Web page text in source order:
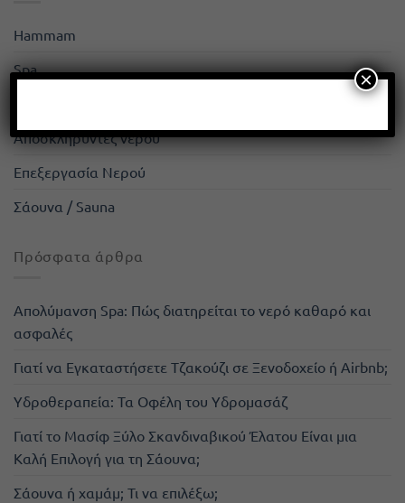
Hammam
Spa
Αποσκληρυντές νερού
Επεξεργασία Νερού
Σάουνα / Sauna
Πρόσφατα άρθρα
Απολύμανση Spa: Πώς διατηρείται το νερό καθαρό και
ασφαλές
Γιατί να Εγκαταστήσετε Τζακούζι σε Ξενοδοχείο ή Airbnb;
Υδροθεραπεία: Τα Οφέλη του Υδρομασάζ
Γιατί το Μασίφ Ξύλο Σκανδιναβικού Έλατου Είναι μια
Καλή Επιλογή για τη Σάουνα;
Σάουνα ή χαμάμ; Τι να επιλέξω;
×